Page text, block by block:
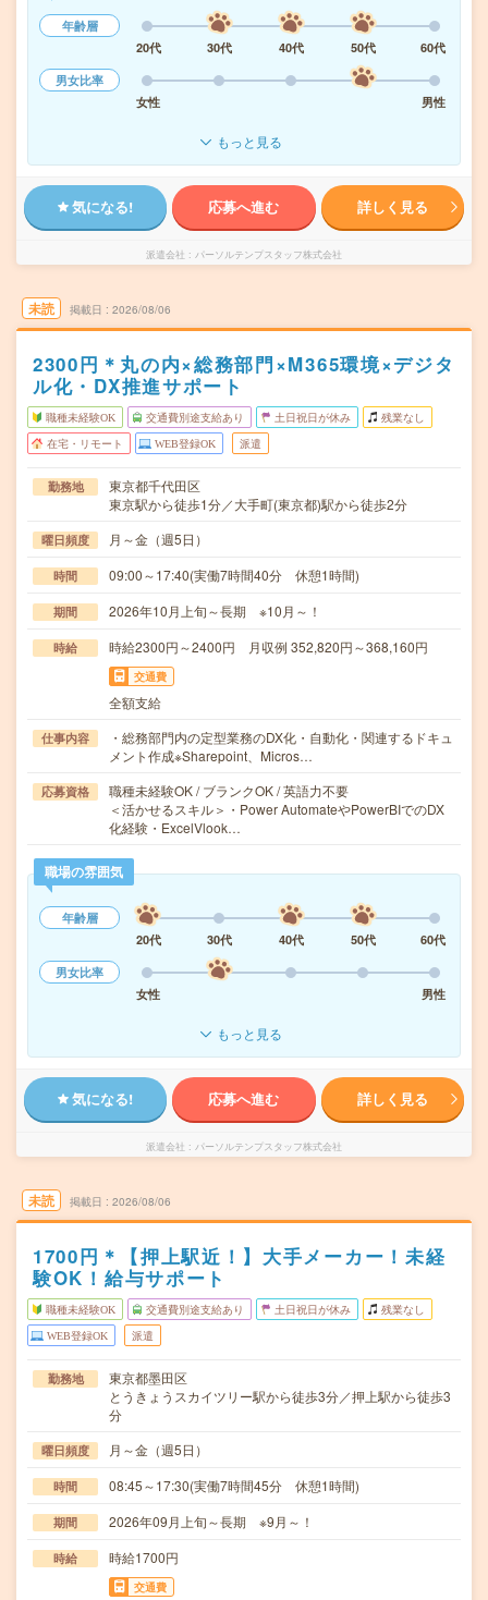
年齢層
20代
30代 40代 50代
60代
男女比率
女性
男性
もっと見る
気になる! 応募へ進む 詳しく見る
派遣会社 パーソルテンプスタッフ株式会社
未読 掲載日 2026/08/06
2300円＊丸の内×総務部門×M365環境×デジタ
ル化・DX推進サポート
職種未経験OK 交通費別途支給あり 土日祝日が休み 残業なし
在宅・リモート WEB登録OK 派遣
勤務地
東京都千代田区
東京駅から徒歩1分／大手町(東京都)駅から徒歩2分
曜日頻度 月～金（週5日）
時間 09:00～17:40(実働7時間40分 休憩1時間)
期間 2026年10月上旬～長期 ※10月～！
時給 時給2300円～2400円 月収例 352,820円～368,160円
交通費
全額支給
仕事内容
・総務部門内の定型業務のDX化・自動化・関連するドキュ
メント作成※Sharepoint、Micros…
応募資格
職種未経験OK / ブランクOK / 英語力不要
＜活かせるスキル＞・Power AutomateやPowerBIでのDX
化経験・ExcelVlook…
職場の雰囲気
年齢層
20代
30代 40代 50代
60代
男女比率
女性
男性
もっと見る
気になる! 応募へ進む 詳しく見る
派遣会社 パーソルテンプスタッフ株式会社
未読 掲載日 2026/08/06
1700円＊【押上駅近！】大手メーカー！未経
験OK！給与サポート
職種未経験OK 交通費別途支給あり 土日祝日が休み 残業なし
WEB登録OK 派遣
勤務地
東京都墨田区
とうきょうスカイツリー駅から徒歩3分／押上駅から徒歩3
分
曜日頻度 月～金（週5日）
時間 08:45～17:30(実働7時間45分 休憩1時間)
期間 2026年09月上旬～長期 ※9月～！
時給 時給1700円
交通費